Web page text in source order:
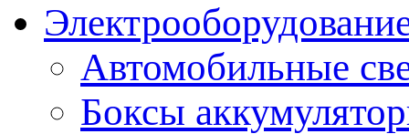
Автомобильные
Боксы